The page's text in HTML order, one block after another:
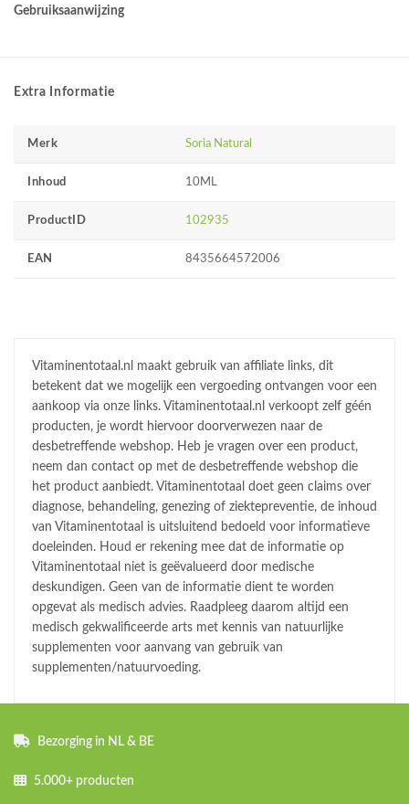
Gebruiksaanwijzing
Extra Informatie
Merk Soria Natural
Inhoud 10ML
ProductID 102935
EAN 8435664572006
Vitaminentotaal.nl maakt gebruik van affiliate links, dit
betekent dat we mogelijk een vergoeding ontvangen voor een
aankoop via onze links. Vitaminentotaal.nl verkoopt zelf géén
producten, je wordt hiervoor doorverwezen naar de
desbetreffende webshop. Heb je vragen over een product,
neem dan contact op met de desbetreffende webshop die
het product aanbiedt. Vitaminentotaal doet geen claims over
diagnose, behandeling, genezing of ziektepreventie, de inhoud
van Vitaminentotaal is uitsluitend bedoeld voor informatieve
doeleinden. Houd er rekening mee dat de informatie op
Vitaminentotaal niet is geëvalueerd door medische
deskundigen. Geen van de informatie dient te worden
opgevat als medisch advies. Raadpleeg daarom altijd een
medisch gekwalificeerde arts met kennis van natuurlijke
supplementen voor aanvang van gebruik van
supplementen/natuurvoeding.
Bezorging in NL & BE
5.000+ producten